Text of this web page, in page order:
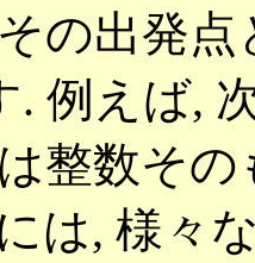
その出発
. 例えば,
整数そ
は, 様々